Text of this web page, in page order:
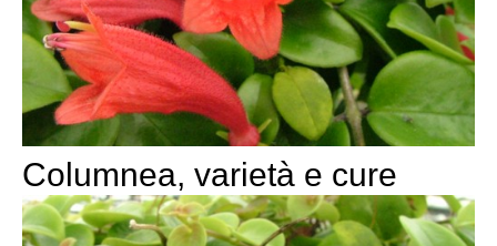
Columnea, varietà e cure